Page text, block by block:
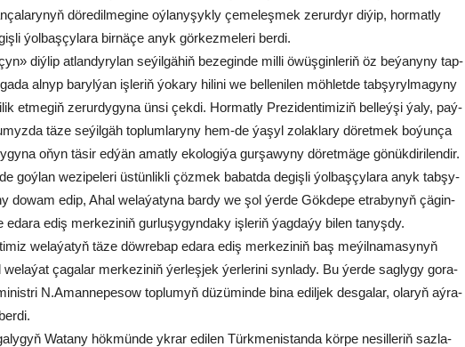
dö­re­dil­me­gi­ne oý­la­ny­şyk­ly çe­me­leş­mek ze­rur­dyr di­ýip, hormat­ly
ýol­baş­çy­la­ra bir­nä­çe anyk gör­kez­me­le­ri ber­di.
diý­lip at­lan­dy­ry­lan se­ýil­gä­hiň be­ze­gin­de mil­li öwüş­gin­le­riň öz be­ýa­ny­ny tap­
al­nyp ba­ryl­ýan iş­le­riň ýo­ka­ry hi­li­ni we bel­le­ni­len möh­let­de tab­şy­ryl­ma­gy­ny
et­me­giň ze­rur­dy­gy­na ün­si çek­di. Hor­mat­ly Pre­zi­den­ti­mi­ziň bel­leý­şi ýa­ly, paý­
tä­ze se­ýil­gäh top­lum­la­ry­ny hem-de ýa­şyl zo­lak­la­ry dö­ret­mek bo­ýun­ça
oňyn tä­sir ed­ýän amat­ly eko­lo­gi­ýa gur­şa­wy­ny dö­ret­mä­ge gö­nük­di­ri­len­dir.
goý­lan we­zi­pe­le­ri üs­tün­lik­li çöz­mek ba­bat­da de­giş­li ýol­baş­çy­la­ra anyk tab­şy­
do­wam edip, Ahal we­la­ýa­ty­na bar­dy we şol ýer­de Gök­de­pe et­ra­by­nyň çä­gin­
eda­ra ediş mer­ke­zi­niň gur­lu­şy­gyn­da­ky iş­le­riň ýag­da­ýy bi­len ta­nyş­dy.
we­la­ýa­tyň tä­ze döw­re­bap eda­ra ediş mer­ke­zi­niň baş me­ýil­na­ma­sy­nyň
we­la­ýat ça­ga­lar mer­ke­zi­niň ýer­leş­jek ýer­le­ri­ni syn­la­dy. Bu ýer­de sag­ly­gy go­ra­
N.Aman­ne­pe­sow top­lu­myň dü­zü­min­de bi­na edil­jek des­ga­lar, ola­ryň aý­ra­
Wa­ta­ny hök­mün­de yk­rar edi­len Türk­me­nis­tan­da kör­pe ne­sil­le­riň saz­la­